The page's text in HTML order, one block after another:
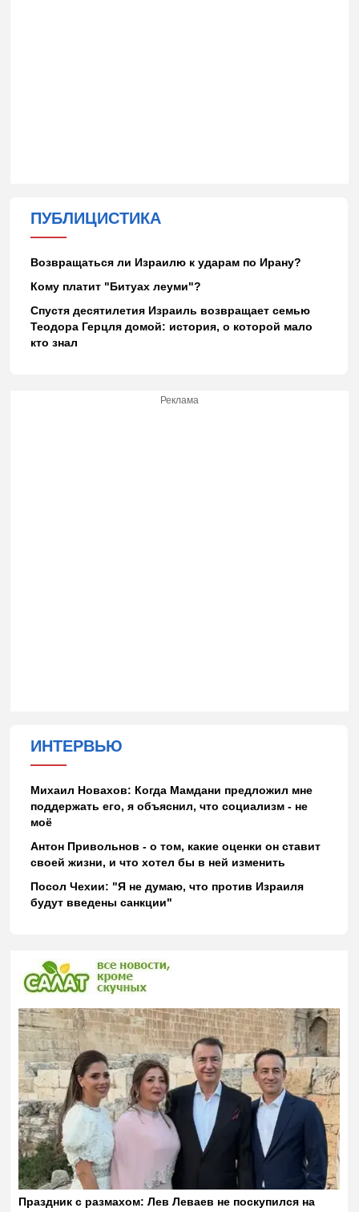
ПУБЛИЦИСТИКА
Возвращаться ли Израилю к ударам по Ирану?
Кому платит "Битуах леуми"?
Спустя десятилетия Израиль возвращает семью
Теодора Герцля домой: история, о которой мало
кто знал
Реклама
ИНТЕРВЬЮ
Михаил Новахов: Когда Мамдани предложил мне
поддержать его, я объяснил, что социализм - не
моё
Антон Привольнов - о том, какие оценки он ставит
своей жизни, и что хотел бы в ней изменить
Посол Чехии: "Я не думаю, что против Израиля
будут введены санкции"